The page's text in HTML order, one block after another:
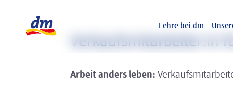
Lehre bei dm
Verkaufsmitarbeiter:in
Arbeit anders leben: